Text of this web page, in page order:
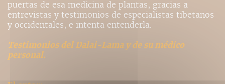
puertas de esa medicina de plantas, gracias a
entrevistas y testimonios de especialistas tibetanos
y occidentales, e intenta entenderla.
Testimonios del Dalai-Lama y de su médico
personal.